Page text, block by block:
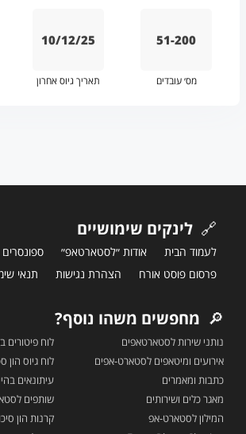
51-200
מס׳ עובדים
10/12/25
תאריך גיוס אחרון
🔗 לינקים שימושיים
לעמוד הבית אודות ״לסטארטאפ״
פרסום פוסט אורח
הצהרת נגישות תנאי
🔎 מחפשים משהו נוסף?
נותני שירות לסטארטאפים
אירועים ומיטאפים לסטארט-אפים
כתבות ומאמרים
מאגר כלים ושירותים
המילון לסטארט-אפ
לוח פיטורים
לוח גיוס
עיתונאים
שותפים
קרנות הון